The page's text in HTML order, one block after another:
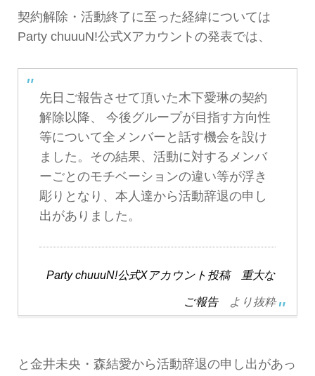
契約解除・活動終了に至った経緯については
Party chuuuN!公式Xアカウントの発表では、
先日ご報告させて頂いた木下愛琳の契約
解除以降、 今後グループが目指す方向性
等について全メンバーと話す機会を設け
ました。その結果、活動に対するメンバ
ーごとのモチベーションの違い等が浮き
彫りとなり、本人達から活動辞退の申し
出がありました。
Party chuuuN!公式Xアカウント投稿 重大な
ご報告より抜粋
と金井未央・森結愛から活動辞退の申し出があっ